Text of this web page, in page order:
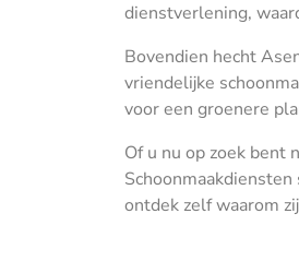
dienstverlening,
Bovendien hecht
vriendelijke
voor een groenere
Of u nu op zoek bent
ontdek zelf waarom